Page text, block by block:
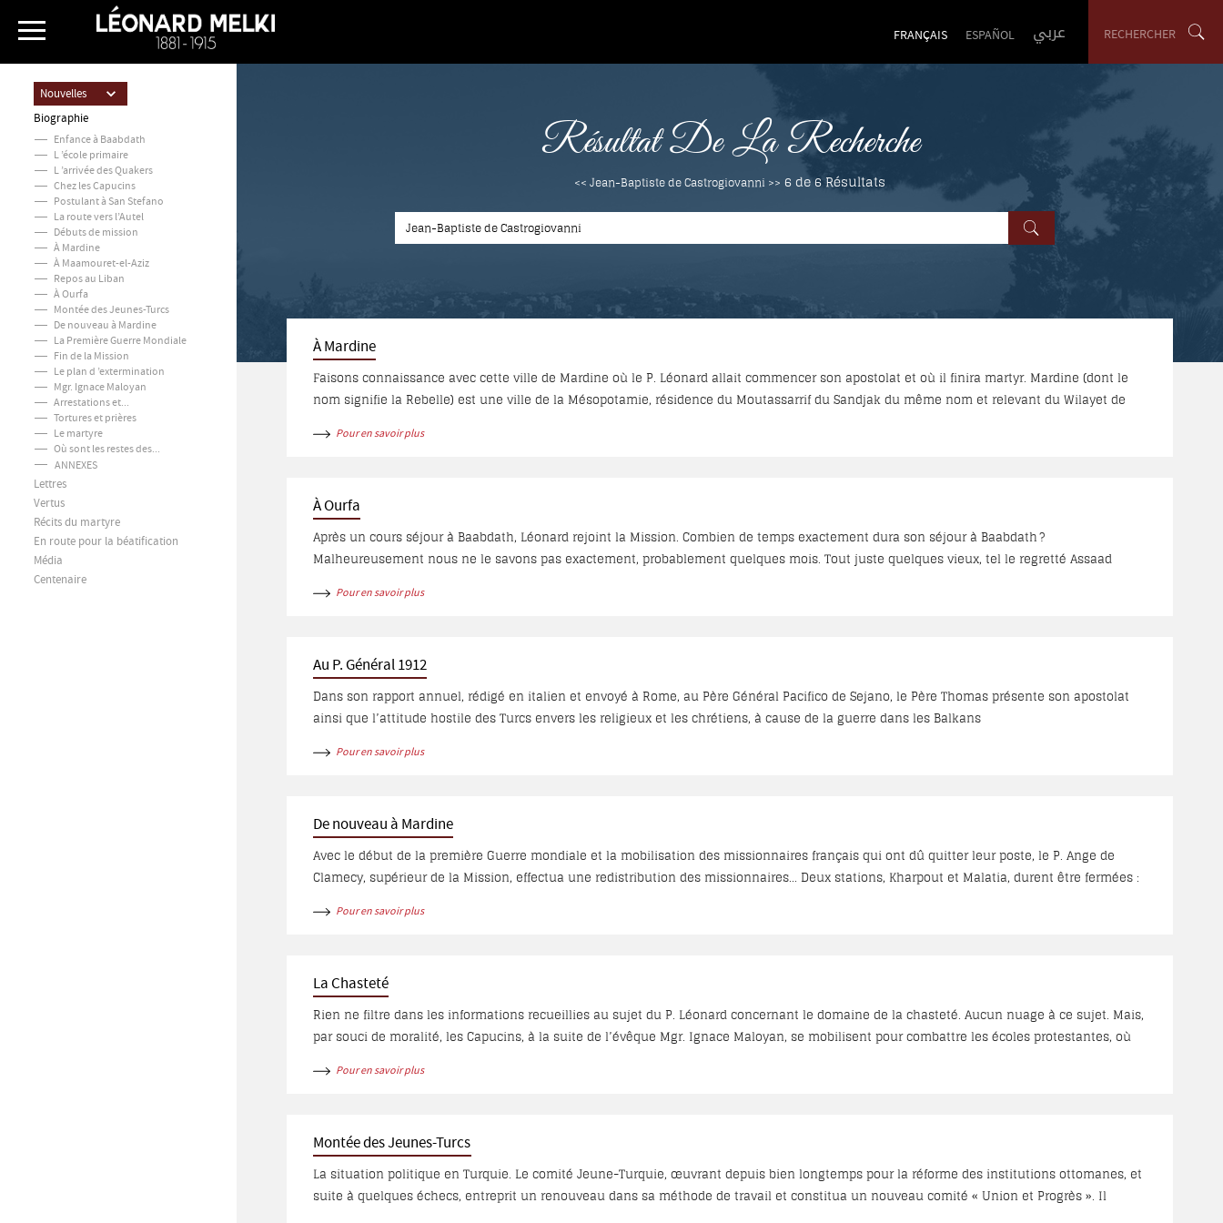
RECHERCHER
FRANÇAIS ESPAÑOL عربي
Nouvelles
Biographie
Enfance à Baabdath
L ’école primaire
L ’arrivée des Quakers
Chez les Capucins
Postulant à San Stefano
La route vers l’Autel
Débuts de mission
À Mardine
À Maamouret-el-Aziz
Repos au Liban
À Ourfa
Montée des Jeunes-Turcs
De nouveau à Mardine
La Première Guerre Mondiale
Fin de la Mission
Le plan d ’extermination
Mgr. Ignace Maloyan
Arrestations et...
Tortures et prières
Le martyre
Où sont les restes des...
ANNEXES
Lettres
Vertus
Récits du martyre
En route pour la béatification
Média
Centenaire
Résultat De La Recherche
<< Jean-Baptiste de Castrogiovanni >> 6 de 6Résultats
À Mardine
Faisons connaissance avec cette ville de Mardine où le P. Léonard allait commencer son apostolat et où il finira martyr. Mardine (dont le
nom signifie la Rebelle) est une ville de la Mésopotamie, résidence du Moutassarrif du Sandjak du même nom et relevant du Wilayet de
150 chaldéennes, le reste est musulman. Le P. Hyacinthe Simon donne des chiffres plus ou moins rapprochés. D’après lui, il y aurait 42.700
Pour en savoir plus
À Ourfa
Après un cours séjour à Baabdath, Léonard rejoint la Mission. Combien de temps exactement dura son séjour à Baabdath ?
Malheureusement nous ne le savons pas exactement, probablement quelques mois. Tout juste quelques vieux, tel le regretté Assaad
Capucin en Mésopotamie… Ce qui est sûr, c’est qu’avant Noël de cette même année 1911, il avait regagné son poste, non à Maamouret-el-
Pour en savoir plus
Au P. Général 1912
Dans son rapport annuel, rédigé en italien et envoyé à Rome, au Père Général Pacifico de Sejano, le Père Thomas présente son apostolat
ainsi que l’attitude hostile des Turcs envers les religieux et les chrétiens, à cause de la guerre dans les Balkans
Pour en savoir plus
De nouveau à Mardine
Avec le début de la première Guerre mondiale et la mobilisation des missionnaires français qui ont dû quitter leur poste, le P. Ange de
Clamecy, supérieur de la Mission, effectua une redistribution des missionnaires... Deux stations, Kharpout et Malatia, durent être fermées :
furent occupées par les neuf religieux qui restaient. À Ourfa, le Père Benoît et le frère Raphaël, Arméniens ; à Diarbakr, les Pères Thomas et
Pour en savoir plus
La Chasteté
Rien ne filtre dans les informations recueillies au sujet du P. Léonard concernant le domaine de la chasteté. Aucun nuage à ce sujet. Mais,
par souci de moralité, les Capucins, à la suite de l’évêque Mgr. Ignace Maloyan, se mobilisent pour combattre les écoles protestantes, où
signe de corruption et d’immoralité...
Pour en savoir plus
Montée des Jeunes-Turcs
La situation politique en Turquie. Le comité Jeune-Turquie, œuvrant depuis bien longtemps pour la réforme des institutions ottomanes, et
suite à quelques échecs, entreprit un renouveau dans sa méthode de travail et constitua un nouveau comité « Union et Progrès ». Il